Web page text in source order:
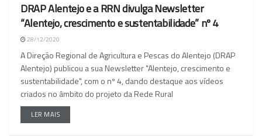
DRAP Alentejo e a RRN divulga Newsletter
“Alentejo, crescimento e sustentabilidade” nº 4
28/12/2020
A Direção Regional de Agricultura e Pescas do Alentejo (DRAP
Alentejo) publicou a sua Newsletter "Alentejo, crescimento e
sustentabilidade", com o nº 4, dando destaque aos vídeos
criados no âmbito do projeto da Rede Rural
LER MAIS